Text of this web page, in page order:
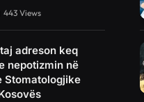
443 Views
adreson keq
nepotizmin në
Stomatologjike